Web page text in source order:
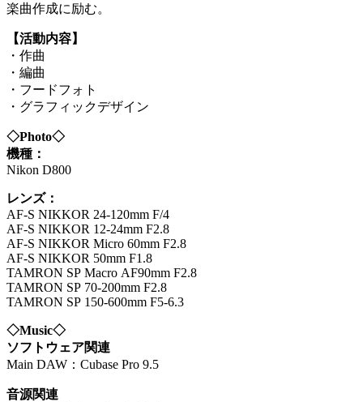
楽曲作成に励む。
【活動内容】
・作曲
・編曲
・フードフォト
・グラフィックデザイン
◇Photo◇
機種：
Nikon D800
レンズ：
AF-S NIKKOR 24-120mm F/4
AF-S NIKKOR 12-24mm F2.8
AF-S NIKKOR Micro 60mm F2.8
AF-S NIKKOR 50mm F1.8
TAMRON SP Macro AF90mm F2.8
TAMRON SP 70-200mm F2.8
TAMRON SP 150-600mm F5-6.3
◇Music◇
ソフトウェア関連
Main DAW：Cubase Pro 9.5
音源関連